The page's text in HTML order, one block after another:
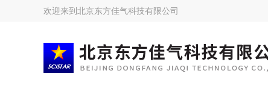
欢迎来到 北京东方佳气科技有限公司